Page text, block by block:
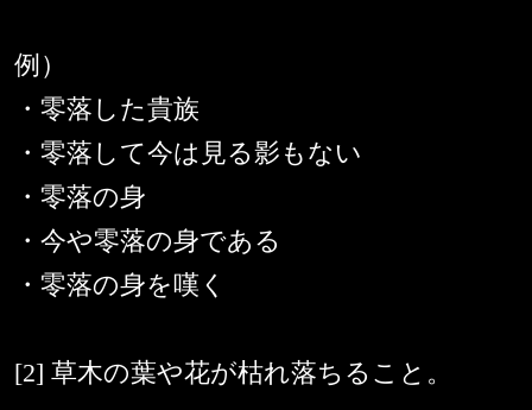
例）
・零落した貴族
・零落して今は見る影もない
・零落の身
・今や零落の身である
・零落の身を嘆く
[2] 草木の葉や花が枯れ落ちること。